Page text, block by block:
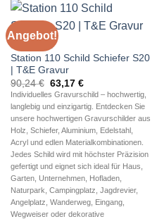
Angebot!
STATIONEN
Station 110 Schild Schiefer S20
| T&E Gravur
90,24€ Ursprünglicher
Preis
war:
90,24 €
63,17 €Aktueller
Preis
ist:
63,17 €.
Individuelles Gravurschild – hochwertig,
langlebig und einzigartig. Entdecken Sie
unsere hochwertigen Gravurschilder aus
Holz, Schiefer, Aluminium, Edelstahl,
Acryl und edlen Materialkombinationen.
Jedes Schild wird mit höchster Präzision
gefertigt und eignet sich ideal für Haus,
Garten, Unternehmen, Hofladen,
Naturpark, Campingplatz, Jagdrevier,
Angelplatz, Wanderweg, Eingang,
Wegweiser oder dekorative